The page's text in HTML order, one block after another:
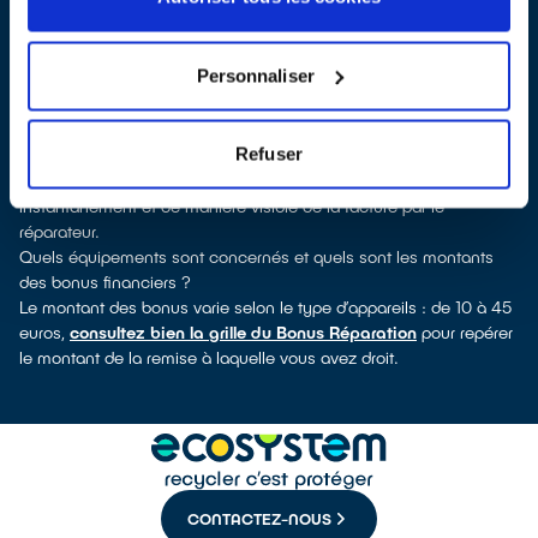
Personnaliser
Refuser
. En cliquant sur la fiche détaillée du réparateur, vous
découvrirez pour quels types d’appareils ce professionnel a
télévision, informatique, outillage électroportatif : à chaque famille
d’appareils son réparateur spécialisé et labellisé QualiRépar.
Comment bénéficier du Bonus Réparation à Lansargues ?
Le Bonus Réparation est en vigueur chez tous les professionnels
de la réparation ayant obtenu le label QualiRépar. Il est déduit
instantanément et de manière visible de la facture par le
réparateur.
Quels équipements sont concernés et quels sont les montants
des bonus financiers ?
Le montant des bonus varie selon le type d’appareils : de 10 à 45
euros, consultez bien la grille du Bonus Réparation pour repérer
le montant de la remise à laquelle vous avez droit.
CONTACTEZ-NOUS